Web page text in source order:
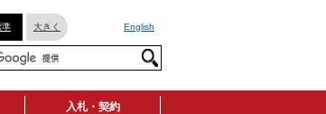
準 大きく English
入札・契約